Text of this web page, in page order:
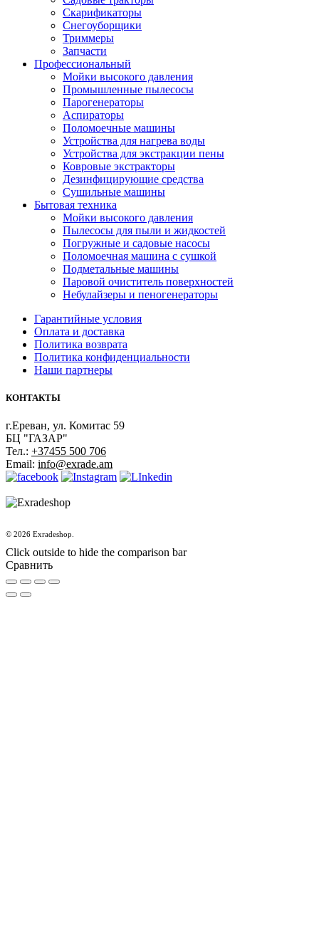
Скарификаторы
Снегоуборщики
Триммеры
Запчасти
Профессиональный
Мойки высокого давления
Промышленные пылесосы
Парогенераторы
Аспираторы
Поломоечные машины
Устройства для нагрева воды
Устройства для экстракции пены
Ковровые экстракторы
Дезинфицирующие средства
Сушильные машины
Бытовая техника
Мойки высокого давления
Пылесосы для пыли и жидкостей
Погружные и садовые насосы
Поломоечная машина с сушкой
Подметальные машины
Паровой очиститель поверхностей
Небулайзеры и пеногенераторы
Гарантийные условия
Оплата и доставка
Политика возврата
Политика конфиденциальности
Наши партнеры
КОНТАКТЫ
г.Ереван, ул. Комитас 59
БЦ "ГАЗАР"
Тел.: +37455 500 706
Email: info@exrade.am
© 2026 Exradeshop.
Click outside to hide the comparison bar
Сравнить